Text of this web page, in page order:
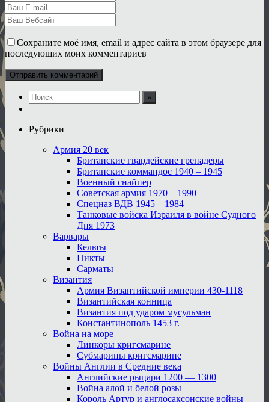
Сохраните моё имя, email и адрес сайта в этом браузере для
последующих моих комментариев
Рубрики
Армия 20 век
Британские гвардейские гренадеры
Британские коммандос 1940 – 1945
Военный снайпер
Советская армия 1970 – 1990
Спецназ ВДВ 1945 – 1984
Танковые войска Израиля в войне Судного
Дня 1973
Варвары
Кельты
Пикты
Сарматы
Византия
Армия Византийской империи 430-1118
Византийская конница
Византия под ударом мусульман
Константинополь 1453 г.
Война на море
Линкоры кригсмарине
Субмарины кригсмарине
Войны Англии в Средние века
Английские рыцари 1200 — 1300
Война алой и белой розы
Король Артур и англосаксонские войны